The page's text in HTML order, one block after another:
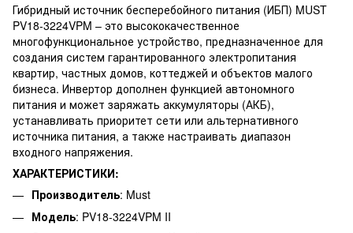
Гибридный источник бесперебойного питания (ИБП) MUST
PV18-3224VPM – это высококачественное
многофункциональное устройство, предназначенное для
создания систем гарантированного электропитания
квартир, частных домов, коттеджей и объектов малого
бизнеса. Инвертор дополнен функцией автономного
питания и может заряжать аккумуляторы (АКБ),
устанавливать приоритет сети или альтернативного
источника питания, а также настраивать диапазон
входного напряжения.
ХАРАКТЕРИСТИКИ:
Производитель: Must
Модель: PV18-3224VPM II